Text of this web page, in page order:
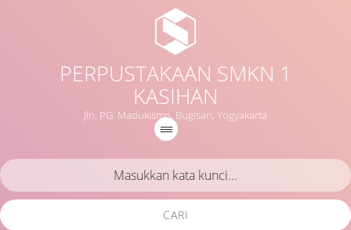
PERPUSTAKAAN SMKN 1
KASIHAN
Jln. PG. Madukismo, Bugisan, Yogyakarta
CARI